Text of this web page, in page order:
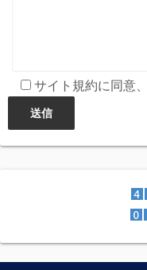
サイト規約に同意